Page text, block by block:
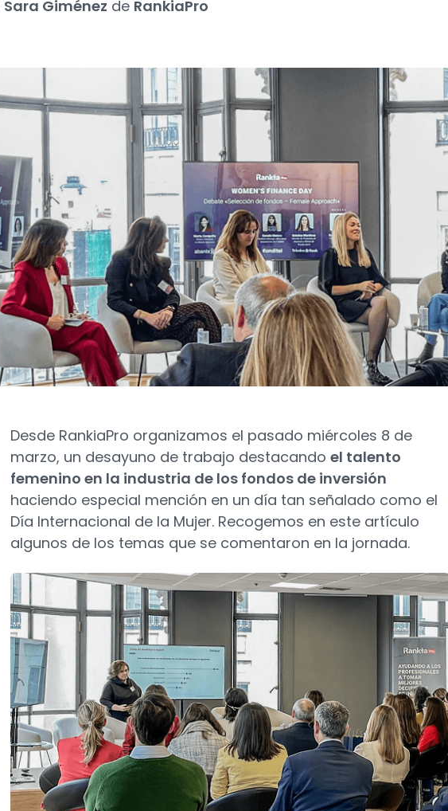
Sara Giménez de RankiaPro
Desde RankiaPro organizamos el pasado miércoles 8 de
marzo, un desayuno de trabajo destacando el talento
femenino en la industria de los fondos de inversión
haciendo especial mención en un día tan señalado como el
Día Internacional de la Mujer. Recogemos en este artículo
algunos de los temas que se comentaron en la jornada.